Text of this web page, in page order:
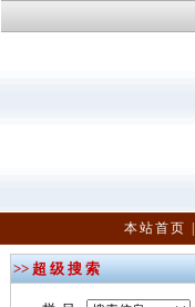
本站首页
>> 超 级 搜 索